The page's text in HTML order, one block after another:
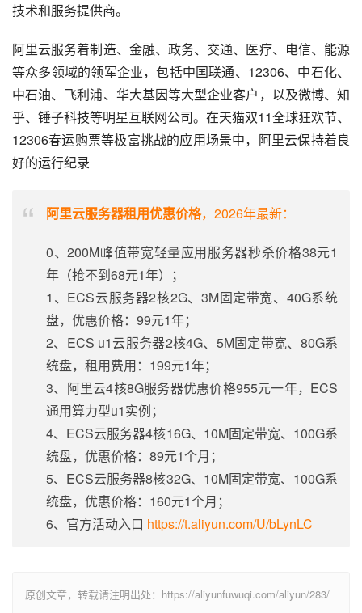
技术和服务提供商。
阿里云服务着制造、金融、政务、交通、医疗、电信、能源
等众多领域的领军企业，包括中国联通、12306、中石化、
中石油、飞利浦、华大基因等大型企业客户，以及微博、知
乎、锤子科技等明星互联网公司。在天猫双11全球狂欢节、
12306春运购票等极富挑战的应用场景中，阿里云保持着良
好的运行纪录
阿里云服务器租用优惠价格，2026年最新：
0、200M峰值带宽轻量应用服务器秒杀价格38元1
年（抢不到68元1年）；
1、ECS云服务器2核2G、3M固定带宽、40G系统
盘，优惠价格：99元1年；
2、ECS u1云服务器2核4G、5M固定带宽、80G系
统盘，租用费用：199元1年；
3、阿里云4核8G服务器优惠价格955元一年，ECS
通用算力型u1实例；
4、ECS云服务器4核16G、10M固定带宽、100G系
统盘，优惠价格：89元1个月；
5、ECS云服务器8核32G、10M固定带宽、100G系
统盘，优惠价格：160元1个月；
6、官方活动入口 https://t.aliyun.com/U/bLynLC
原创文章，转载请注明出处：https://aliyunfuwuqi.com/aliyun/283/